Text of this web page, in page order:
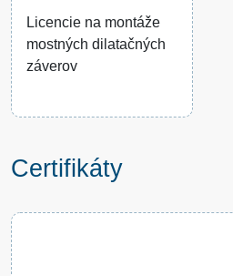
Licencie na montáže
mostných dilatačných
záverov
Certifikáty